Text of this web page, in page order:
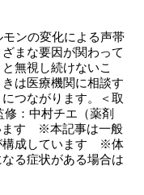
ンの変化による声帯
まな要因が関わって
無視し続けないこ
は医療機関に相談す
つながります。＜取
：中村チエ（薬剤
ます ※本記事は一般
構成しています ※体
る症状がある場合は